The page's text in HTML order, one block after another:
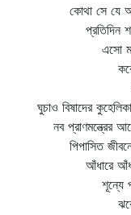
কোথা সে যে
প্রতিদিন শত
এসো মম
করো মোর
দক্ষিণবায়ু
ঘুচাও বিষাদের
নব প্রাণমন্ত্রের
পিপাসিত
আঁধারে আঁধারে
শূন্যে
ঝরে-পড়া